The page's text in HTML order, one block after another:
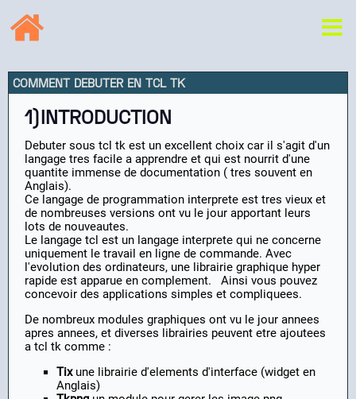
COMMENT DEBUTER EN TCL TK
1)INTRODUCTION
Debuter sous tcl tk est un excellent choix car il s'agit d'un
langage tres facile a apprendre et qui est nourrit d'une
quantite immense de documentation ( tres souvent en
Anglais).
Ce langage de programmation interprete est tres vieux et
de nombreuses versions ont vu le jour apportant leurs
lots de nouveautes.
Le langage tcl est un langage interprete qui ne concerne
uniquement le travail en ligne de commande. Avec
l'evolution des ordinateurs, une librairie graphique hyper
rapide est apparue en complement. Ainsi vous pouvez
concevoir des applications simples et compliquees.
De nombreux modules graphiques ont vu le jour annees
apres annees, et diverses librairies peuvent etre ajoutees
a tcl tk comme :
Tixune librairie d'elements d'interface (widget en
Anglais)